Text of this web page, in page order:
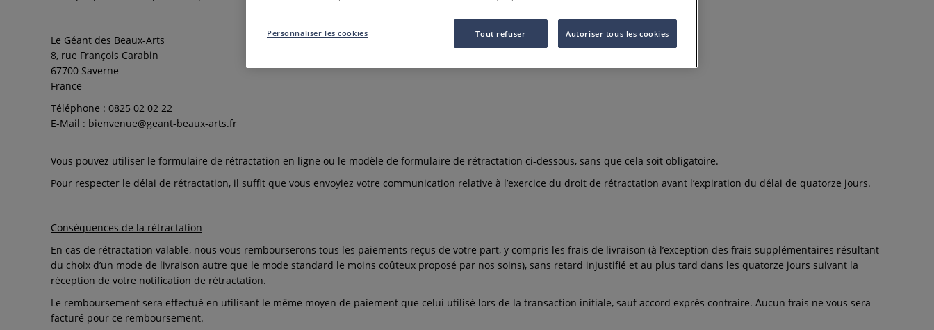
Le Géant des Beaux-Arts
8, rue François Carabin
67700 Saverne
France
Téléphone : 0825 02 02 22
E-Mail : bienvenue@geant-beaux-arts.fr
Vous pouvez utiliser le formulaire de rétractation en ligne ou le modèle de formulaire de rétractation ci-dessous, sans que cela soit obligatoire.
Pour respecter le délai de rétractation, il suffit que vous envoyiez votre communication relative à l’exercice du droit de rétractation avant l’expiration du délai de quatorze jours.
Conséquences de la rétractation
En cas de rétractation valable, nous vous rembourserons tous les paiements reçus de votre part, y compris les frais de livraison (à l’exception des frais supplémentaires résultant
du choix d’un mode de livraison autre que le mode standard le moins coûteux proposé par nos soins), sans retard injustifié et au plus tard dans les quatorze jours suivant la
réception de votre notification de rétractation.
Le remboursement sera effectué en utilisant le même moyen de paiement que celui utilisé lors de la transaction initiale, sauf accord exprès contraire. Aucun frais ne vous sera
facturé pour ce remboursement.
Tout refuser Autoriser tous les cookies
Personnaliser les cookies